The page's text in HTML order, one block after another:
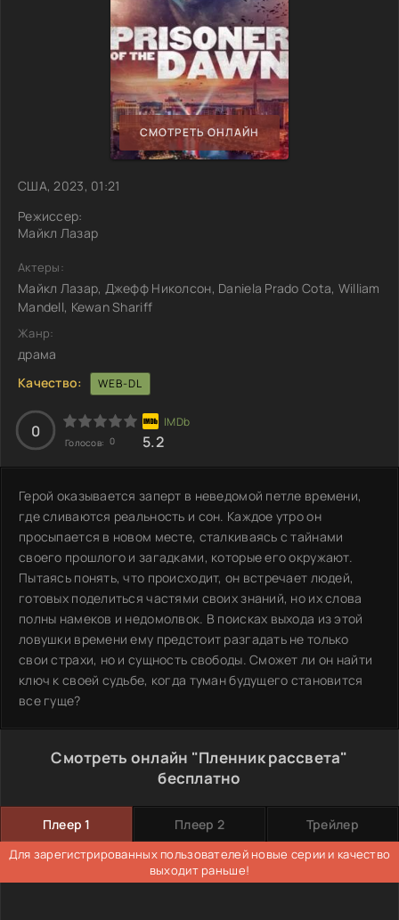
СМОТРЕТЬ ОНЛАЙН
США, 2023, 01:21
Режиссер:
Майкл Лазар
Актеры:
Майкл Лазар, Джефф Николсон, Daniela Prado Cota, William
Mandell, Kewan Shariff
Жанр:
драма
Качество:
WEB-DL
0
Голосов: 0 5.2
Герой оказывается заперт в неведомой петле времени,
где сливаются реальность и сон. Каждое утро он
просыпается в новом месте, сталкиваясь с тайнами
своего прошлого и загадками, которые его окружают.
Пытаясь понять, что происходит, он встречает людей,
готовых поделиться частями своих знаний, но их слова
полны намеков и недомолвок. В поисках выхода из этой
ловушки времени ему предстоит разгадать не только
свои страхи, но и сущность свободы. Сможет ли он найти
ключ к своей судьбе, когда туман будущего становится
все гуще?
Смотреть онлайн "Пленник рассвета"
бесплатно
Плеер 1 Плеер 2 Трейлер
Для зарегистрированных пользователей новые серии и качество
выходит раньше!